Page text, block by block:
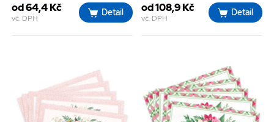
od 64,4 Kč
vč. DPH
Detail od 108,9 Kč
vč. DPH
Detail